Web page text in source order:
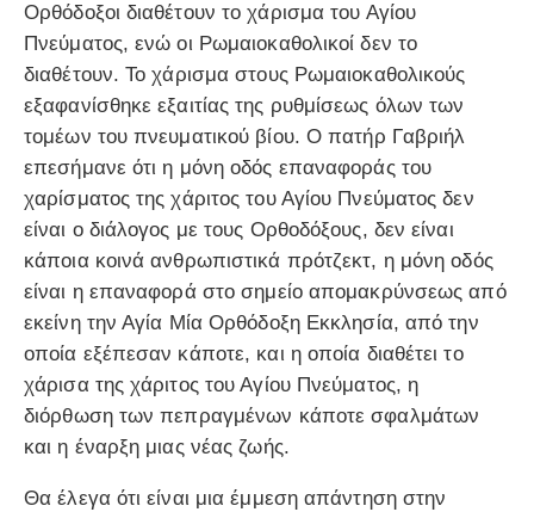
Ορθόδοξοι διαθέτουν το χάρισμα του Αγίου
Πνεύματος, ενώ οι Ρωμαιοκαθολικοί δεν το
διαθέτουν. Το χάρισμα στους Ρωμαιοκαθολικούς
εξαφανίσθηκε εξαιτίας της ρυθμίσεως όλων των
τομέων του πνευματικού βίου. Ο πατήρ Γαβριήλ
επεσήμανε ότι η μόνη οδός επαναφοράς του
χαρίσματος της χάριτος του Αγίου Πνεύματος δεν
είναι ο διάλογος με τους Ορθοδόξους, δεν είναι
κάποια κοινά ανθρωπιστικά πρότζεκτ, η μόνη οδός
είναι η επαναφορά στο σημείο απομακρύνσεως από
εκείνη την Αγία Μία Ορθόδοξη Εκκλησία, από την
οποία εξέπεσαν κάποτε, και η οποία διαθέτει το
χάρισα της χάριτος του Αγίου Πνεύματος, η
διόρθωση των πεπραγμένων κάποτε σφαλμάτων
και η έναρξη μιας νέας ζωής.
Θα έλεγα ότι είναι μια έμμεση απάντηση στην